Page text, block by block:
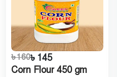
৳ 160৳ 145
Corn Flour 450 gm